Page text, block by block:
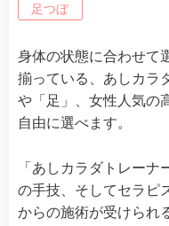
足つぼ
身体の状態に合わせて
揃っている、あしカラ
や「足」、女性人気の
自由に選べます。
「あしカラダトレー
の手技、そしてセラピ
からの施術が受けられ